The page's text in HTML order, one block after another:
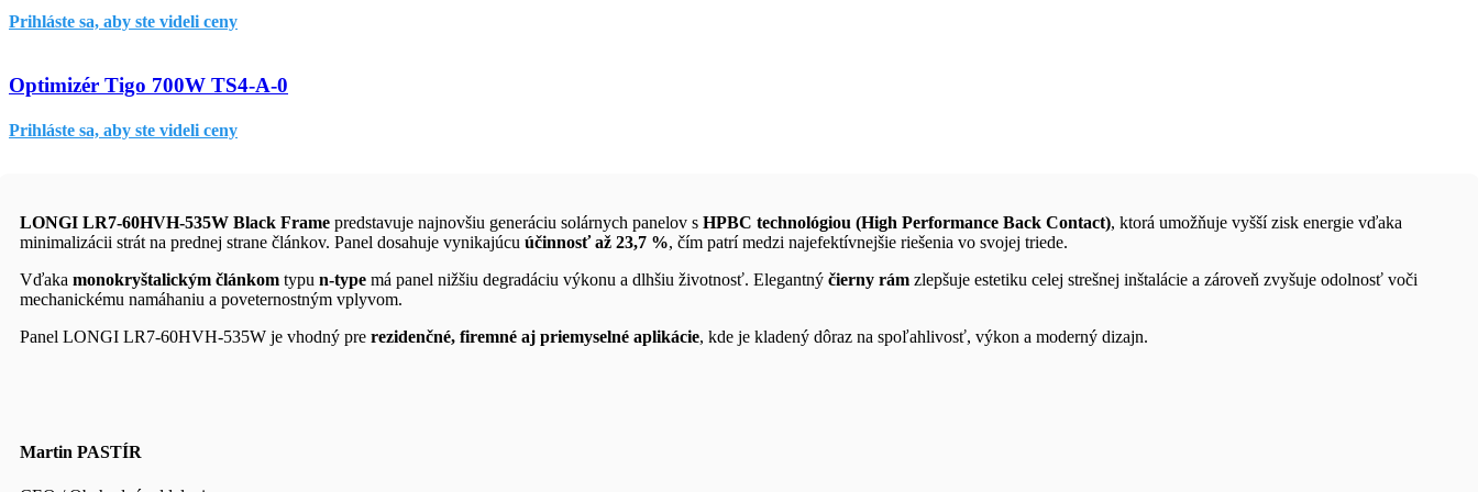
Prihláste sa, aby ste videli ceny
Optimizér Tigo 700W TS4-A-0
Prihláste sa, aby ste videli ceny
LONGI LR7-60HVH-535W Black Frame predstavuje najnovšiu generáciu solárnych panelov s HPBC technológiou (High Performance Back Contact), ktorá umožňuje vyšší zisk energie vďaka
minimalizácii strát na prednej strane článkov. Panel dosahuje vynikajúcu účinnosť až 23,7 %, čím patrí medzi najefektívnejšie riešenia vo svojej triede.
Vďaka monokryštalickým článkom typu n-type má panel nižšiu degradáciu výkonu a dlhšiu životnosť. Elegantný čierny rám zlepšuje estetiku celej strešnej inštalácie a zároveň zvyšuje odolnosť voči
mechanickému namáhaniu a poveternostným vplyvom.
Panel LONGI LR7-60HVH-535W je vhodný pre rezidenčné, firemné aj priemyselné aplikácie, kde je kladený dôraz na spoľahlivosť, výkon a moderný dizajn.
Martin PASTÍR